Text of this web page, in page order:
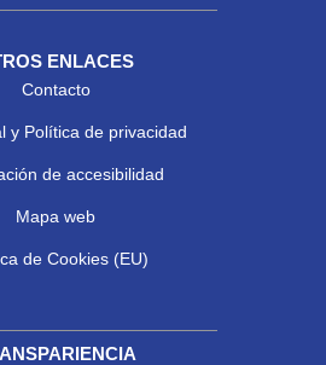
ENLACES
Contacto
y Política de privacidad
de accesibilidad
Mapa web
de Cookies (EU)